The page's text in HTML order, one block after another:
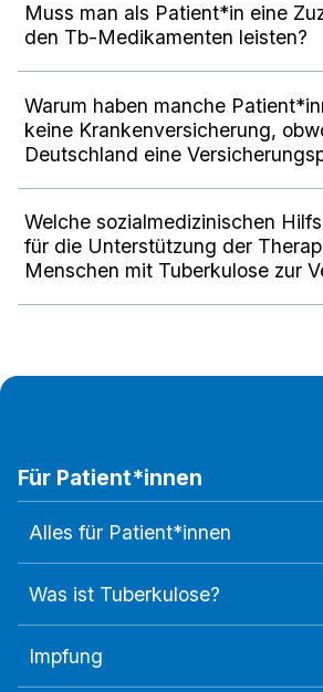
Muss man als Patient*in eine
den Tb-Medikamenten leisten?
Warum haben manche
keine Krankenversicherung,
Deutschland eine
Welche sozialmedizinischen
für die Unterstützung der
Menschen mit Tuberkulose zur
Für Patient*innen
Alles für Patient*innen
Was ist Tuberkulose?
Impfung